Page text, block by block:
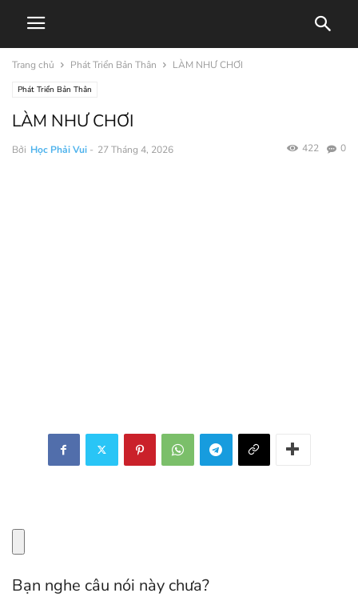
Trang chủ Phát Triển Bản Thân LÀM NHƯ CHƠI
Phát Triển Bản Thân
LÀM NHƯ CHƠI
Bởi Học Phải Vui - 27 Tháng 4, 2026 0
422
Bạn nghe câu nói này chưa?